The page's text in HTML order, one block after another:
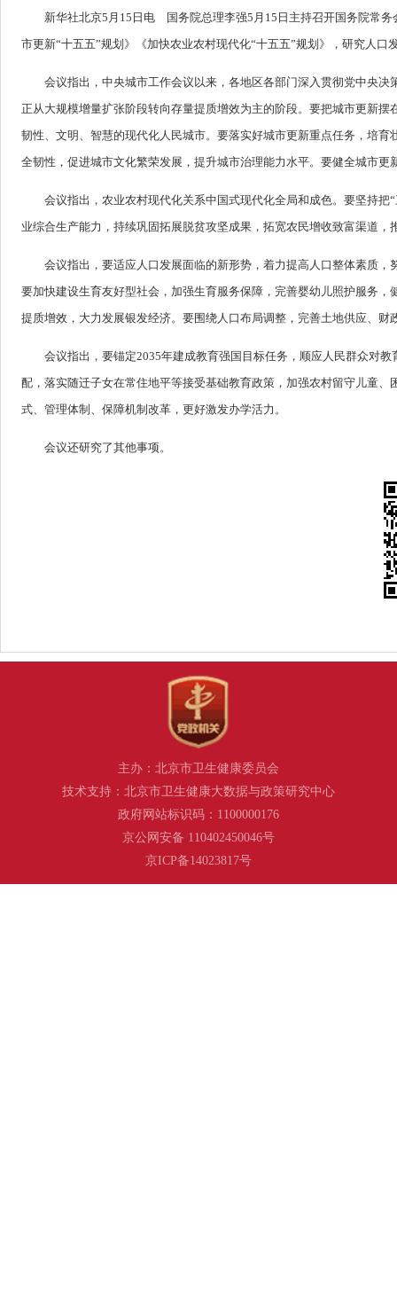
新华社北京5月15日电 国务院总理李强5月15日主持召开国务院常
市更新“十五五”规划》《加快农业农村现代化“十五五”规划》，研究人
会议指出，中央城市工作会议以来，各地区各部门深入贯彻党中央
正从大规模增量扩张阶段转向存量提质增效为主的阶段。要把城市更新
韧性、文明、智慧的现代化人民城市。要落实好城市更新重点任务，培
全韧性，促进城市文化繁荣发展，提升城市治理能力水平。要健全城市
会议指出，农业农村现代化关系中国式现代化全局和成色。要坚持
业综合生产能力，持续巩固拓展脱贫攻坚成果，拓宽农民增收致富渠道
会议指出，要适应人口发展面临的新形势，着力提高人口整体素质
要加快建设生育友好型社会，加强生育服务保障，完善婴幼儿照护服务
提质增效，大力发展银发经济。要围绕人口布局调整，完善土地供应、
会议指出，要锚定2035年建成教育强国目标任务，顺应人民群众对
配，落实随迁子女在常住地平等接受基础教育政策，加强农村留守儿童
式、管理体制、保障机制改革，更好激发办学活力。
会议还研究了其他事项。
主办：北京市卫生健康委员会
技术支持：北京市卫生健康大数据与政策研究中心
政府网站标识码：1100000176
京公网安备 110402450046号
京ICP备14023817号